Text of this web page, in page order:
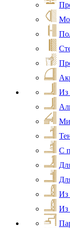
Из
С
Из